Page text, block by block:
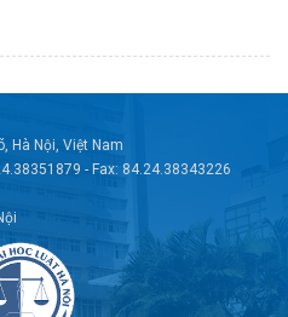
Hà Nội, Việt Nam
- Fax: 84.24.38343226